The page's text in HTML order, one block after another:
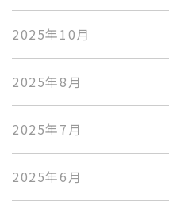
2025年10月
2025年8月
2025年7月
2025年6月